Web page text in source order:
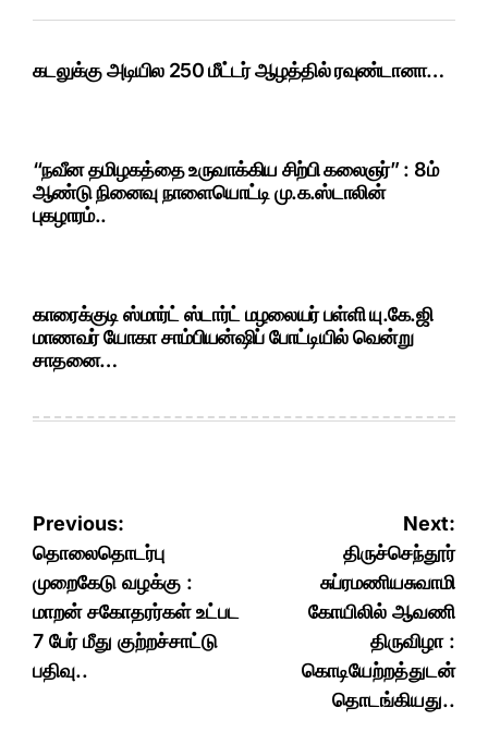
கடலுக்கு அடியில 250 மீட்டர் ஆழத்தில் ரவுண்டானா…
“நவீன தமிழகத்தை உருவாக்கிய சிற்பி கலைஞர்” : 8ம்
ஆண்டு நினைவு நாளையொட்டி மு.க.ஸ்டாலின்
புகழாரம்..
காரைக்குடி ஸ்மார்ட் ஸ்டார்ட் மழலையர் பள்ளி யு.கே.ஜி
மாணவர் யோகா சாம்பியன்ஷிப் போட்டியில் வென்று
சாதனை…
Post
navigation
Previous:
தொலைதொடர்பு
முறைகேடு வழக்கு :
மாறன் சகோதரர்கள் உட்பட
7 பேர் மீது குற்றச்சாட்டு
பதிவு..
Next:
திருச்செந்தூர்
சுப்ரமணியசுவாமி
கோயிலில் ஆவணி
திருவிழா :
கொடியேற்றத்துடன்
தொடங்கியது..